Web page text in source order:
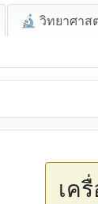
🔬 วิทยาศาส
เค